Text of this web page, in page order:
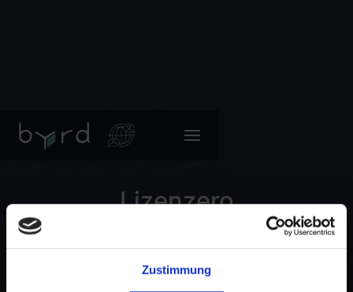
Zustimmung
Lizenzero
Simplemente licencie el embalaje.